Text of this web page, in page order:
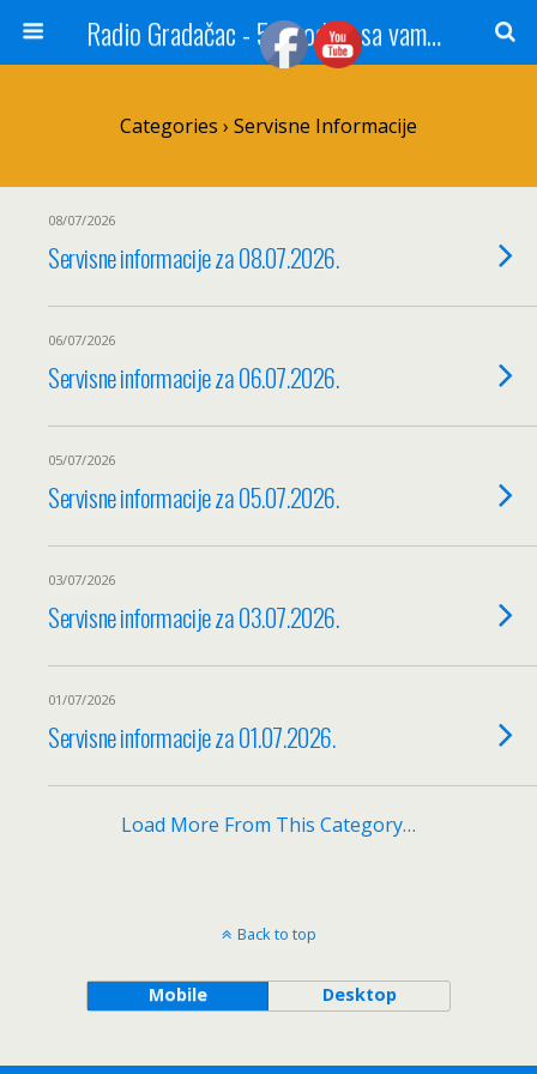
Radio Gradačac - 56 godina sa vama...
Categories › Servisne Informacije
08/07/2026
Servisne informacije za 08.07.2026.
06/07/2026
Servisne informacije za 06.07.2026.
05/07/2026
Servisne informacije za 05.07.2026.
03/07/2026
Servisne informacije za 03.07.2026.
01/07/2026
Servisne informacije za 01.07.2026.
Load More From This Category…
Back to top
Mobile Desktop